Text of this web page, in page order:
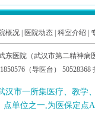
概况| 医院动态| 科室介绍
东医院（武汉市第二精神
（导医台）
市一所集医疗、教
点单位之一,为医保定点